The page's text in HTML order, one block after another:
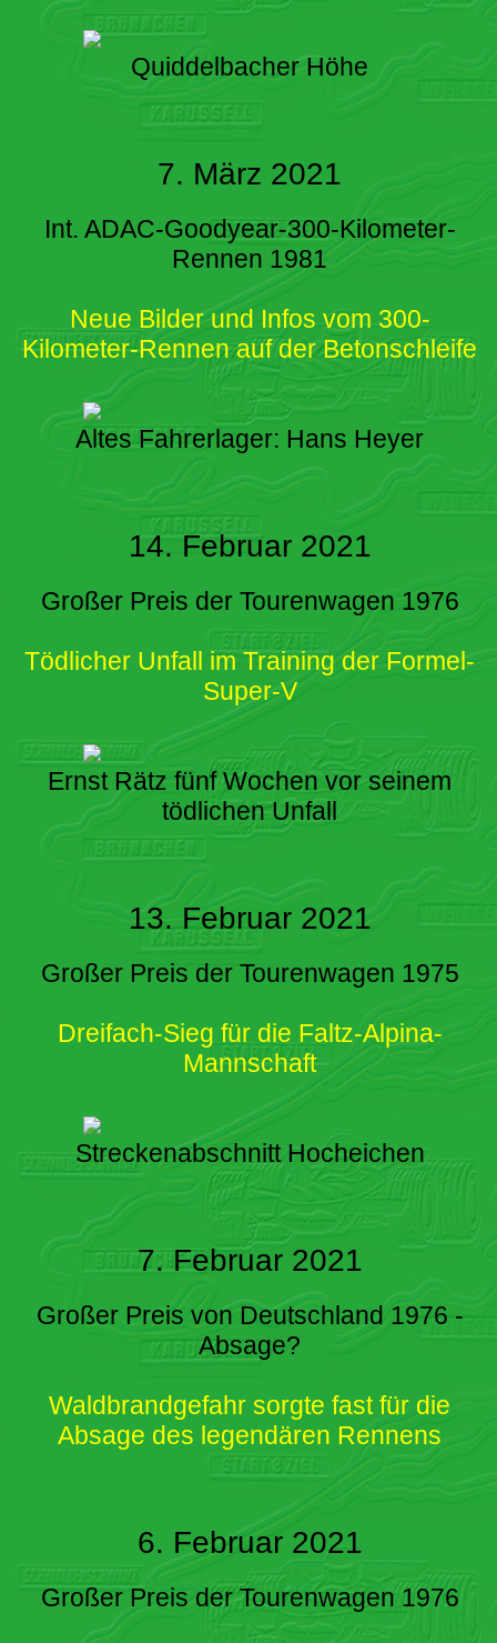
Quiddelbacher Höhe
7. März 2021
Int. ADAC-Goodyear-300-Kilometer-
Rennen 1981
Neue Bilder und Infos vom 300-
Kilometer-Rennen auf der Betonschleife
Altes Fahrerlager: Hans Heyer
14. Februar 2021
Großer Preis der Tourenwagen 1976
Tödlicher Unfall im Training der Formel-
Super-V
Ernst Rätz fünf Wochen vor seinem
tödlichen Unfall
13. Februar 2021
Großer Preis der Tourenwagen 1975
Dreifach-Sieg für die Faltz-Alpina-
Mannschaft
Streckenabschnitt Hocheichen
7. Februar 2021
Großer Preis von Deutschland 1976 -
Absage?
Waldbrandgefahr sorgte fast für die
Absage des legendären Rennens
6. Februar 2021
Großer Preis der Tourenwagen 1976